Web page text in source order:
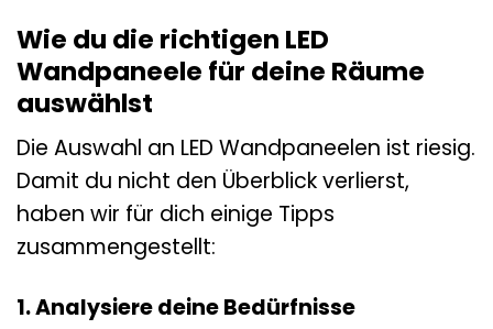
Wie du die richtigen LED
Wandpaneele für deine Räume
auswählst
Die Auswahl an LED Wandpaneelen ist riesig.
Damit du nicht den Überblick verlierst,
haben wir für dich einige Tipps
zusammengestellt:
1. Analysiere deine Bedürfnisse